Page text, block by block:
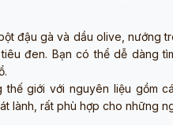
đậu gà và dầu olive, nướng
đen. Bạn có thể dễ dàng
thế giới với nguyên liệu gồm
lành, rất phù hợp cho những